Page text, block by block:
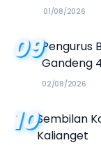
01/08/2026
09Pengurus
Gandeng
02/08/2026
10Sembilan
Kalianget